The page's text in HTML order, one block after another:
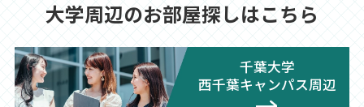
⼤学周辺のお部屋探しはこちら
千葉大学
西千葉キャンパス周辺